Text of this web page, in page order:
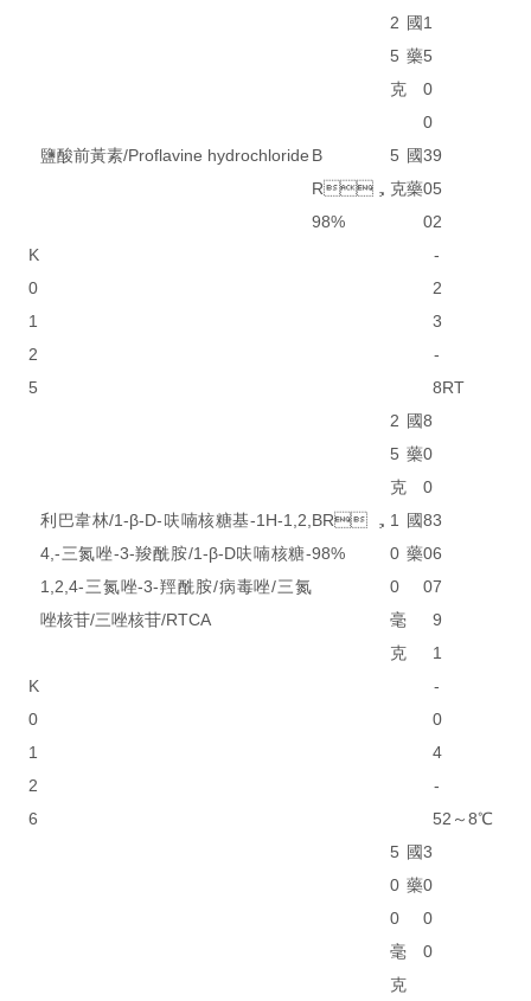
2
5
克
國
藥
1
5
0
0
K
0
1
2
5
鹽酸前黃素/Proflavine hydrochloride B
R，
98%
5
克
國
藥
3
0
0
9
5
2
-
2
3
-
8RT
2
5
克
國
藥
8
0
0
K
0
1
2
6
利巴韋林/1-β-D-呋喃核糖基-1H-1,2,
4,-三氮唑-3-羧酰胺/1-β-D呋喃核糖-
1,2,4-三氮唑-3-羥酰胺/病毒唑/三氮
唑核苷/三唑核苷/RTCA
BR，
98%
1
0
0
毫
克
國
藥
8
0
0
3
6
7
9
1
-
0
4
-
52～8℃
5
0
0
毫
克
國
藥
3
0
0
0